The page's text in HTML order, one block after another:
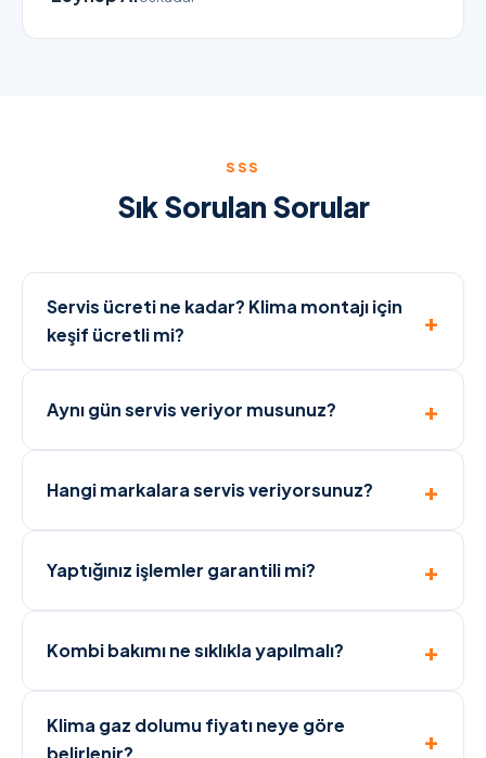
SSS
Sık Sorulan Sorular
Servis ücreti ne kadar? Klima montajı için
keşif ücretli mi?
Aynı gün servis veriyor musunuz?
Hangi markalara servis veriyorsunuz?
Yaptığınız işlemler garantili mi?
Kombi bakımı ne sıklıkla yapılmalı?
Klima gaz dolumu fiyatı neye göre
belirlenir?